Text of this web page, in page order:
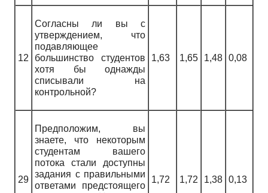
12
Согласны ли вы с
утверждением, что
подавляющее
большинство студентов
хотя бы однажды
списывали на
контрольной?
1,63 1,65 1,48 0,08
29
Предположим, вы
знаете, что некоторым
студентам вашего
потока стали доступны
задания с правильными
ответами предстоящего
1,72 1,72 1,38 0,13